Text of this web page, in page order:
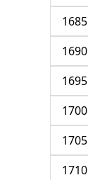
1685
1690
1695
1700
1705
1710